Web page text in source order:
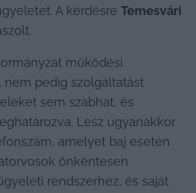
A kérdésre Temesvári
működési
nem pedig szolgáltatást
sem szabhat, és
Lesz ugyanakkor
amelyet baj esetén
önkéntesen
rendszerhez, és saját